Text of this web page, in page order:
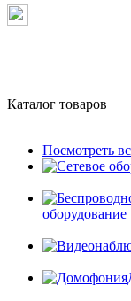
Каталог товаров
Посмотреть
оборудование